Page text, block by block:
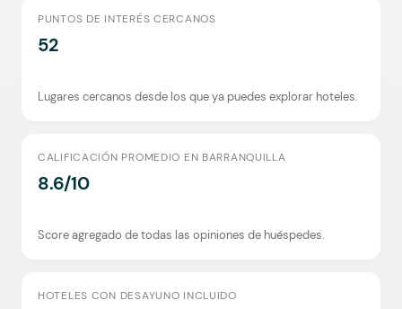
PUNTOS DE INTERÉS CERCANOS
52
Lugares cercanos desde los que ya puedes explorar hoteles.
CALIFICACIÓN PROMEDIO EN BARRANQUILLA
8.6/10
Score agregado de todas las opiniones de huéspedes.
HOTELES CON DESAYUNO INCLUIDO